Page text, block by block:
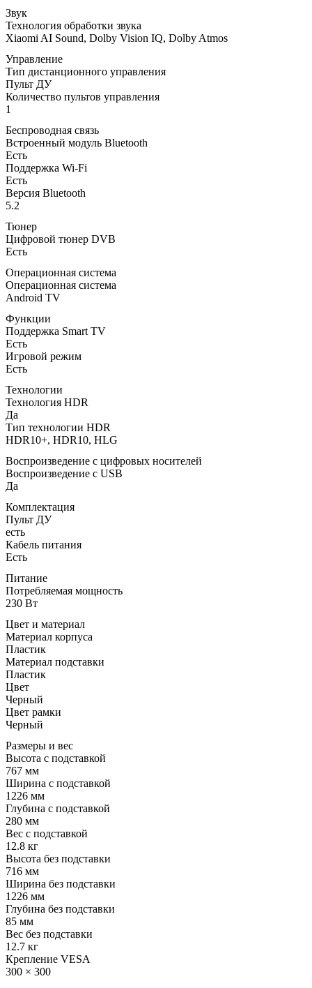
Звук
Технология обработки звука
Xiaomi AI Sound, Dolby Vision IQ, Dolby Atmos
Управление
Тип дистанционного управления
Пульт ДУ
Количество пультов управления
1
Беспроводная связь
Встроенный модуль Bluetooth
Есть
Поддержка Wi-Fi
Есть
Версия Bluetooth
5.2
Тюнер
Цифровой тюнер DVB
Есть
Операционная система
Операционная система
Android TV
Функции
Поддержка Smart TV
Есть
Игровой режим
Есть
Технологии
Технология HDR
Да
Тип технологии HDR
HDR10+, HDR10, HLG
Воспроизведение с цифровых носителей
Воспроизведение с USB
Да
Комплектация
Пульт ДУ
есть
Кабель питания
Есть
Питание
Потребляемая мощность
230 Вт
Цвет и материал
Материал корпуса
Пластик
Материал подставки
Пластик
Цвет
Черный
Цвет рамки
Черный
Размеры и вес
Высота с подставкой
767 мм
Ширина с подставкой
1226 мм
Глубина с подставкой
280 мм
Вес с подставкой
12.8 кг
Высота без подставки
716 мм
Ширина без подставки
1226 мм
Глубина без подставки
85 мм
Вес без подставки
12.7 кг
Крепление VESA
300 × 300